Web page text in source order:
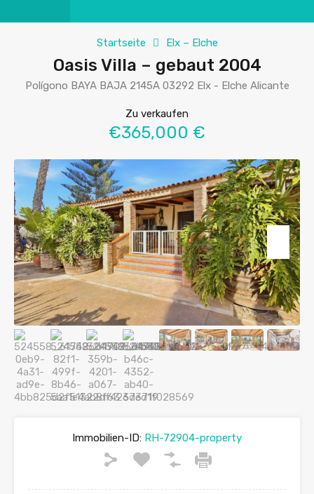
Startseite Elx – Elche
Oasis Villa – gebaut 2004
Polígono BAYA BAJA 2145A 03292 Elx - Elche Alicante
Zu verkaufen
€365,000 €
Immobilien-ID: RH-72904-property